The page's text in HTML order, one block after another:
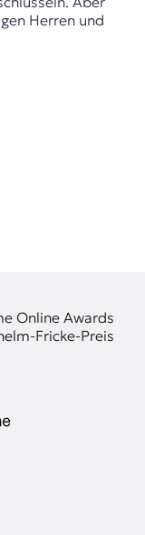
Herren und
Online Awards
Fricke-Preis